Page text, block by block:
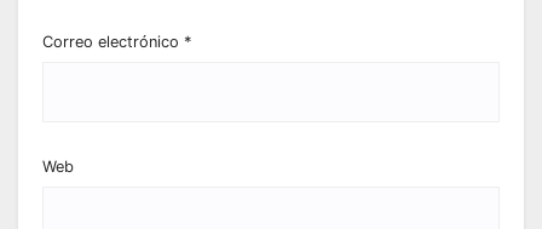
Correo electrónico *
Web